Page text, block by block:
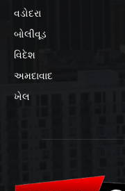
વડોદરા
બોલીવૂડ
વિદેશ
અમદાવાદ
ખેલ